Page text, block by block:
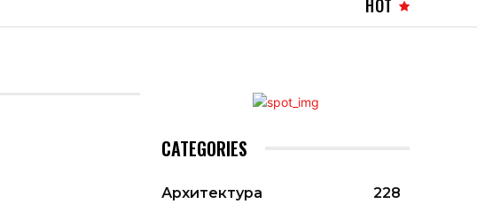
HOT
CATEGORIES
Архитектура
228